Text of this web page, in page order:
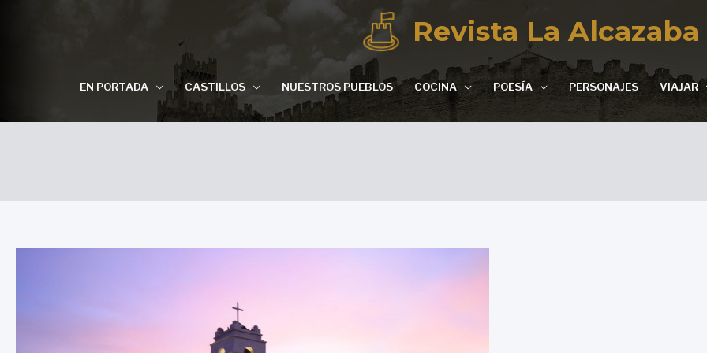
Revista La Alcazaba
EN PORTADA CASTILLOS NUESTROS PUEBLOS COCINA POESÍA PERSONAJES VIAJAR